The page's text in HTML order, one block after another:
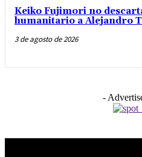
Keiko Fujimori no
humanitario a Alejandro
3 de agosto de 2026
-